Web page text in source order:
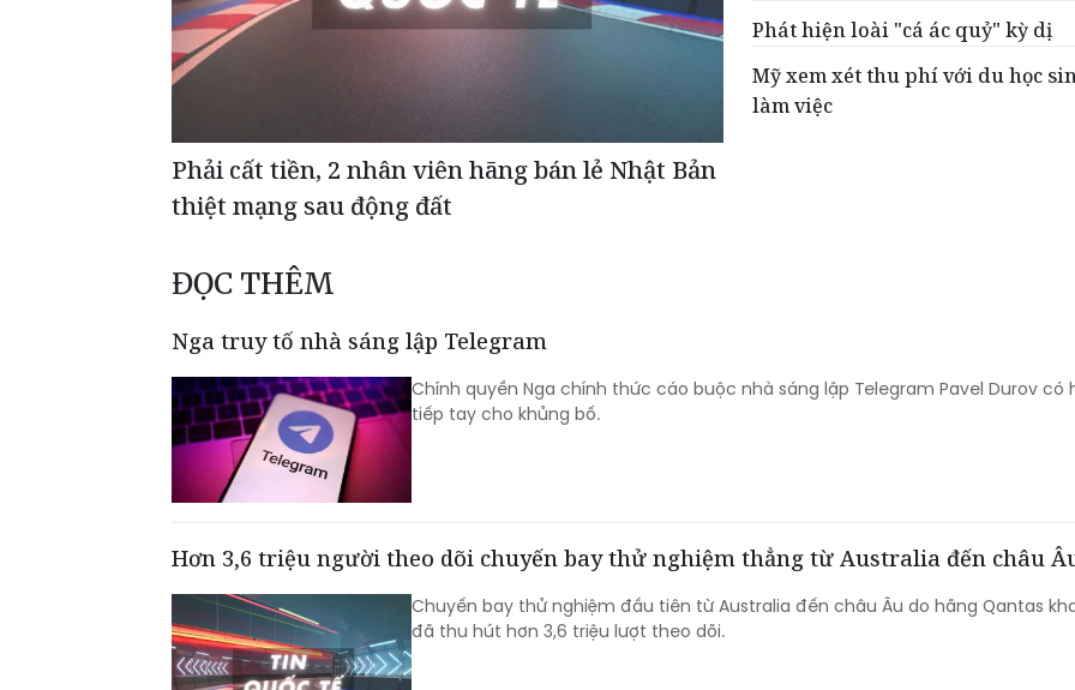
Phải cất tiền, 2 nhân viên hãng bán lẻ Nhật Bản
thiệt mạng sau động đất
Phát hiện loài "cá ác quỷ" kỳ dị
Mỹ xem xét thu phí với du học
làm việc
ĐỌC THÊM
Nga truy tố nhà sáng lập Telegram
Chính quyền Nga chính thức cáo buộc nhà sáng lập Telegram Pavel Durov có
tiếp tay cho khủng bố.
Hơn 3,6 triệu người theo dõi chuyến bay thử nghiệm thẳng từ Australia đến châu
Chuyến bay thử nghiệm đầu tiên từ Australia đến châu Âu do hãng Qantas
đã thu hút hơn 3,6 triệu lượt theo dõi.